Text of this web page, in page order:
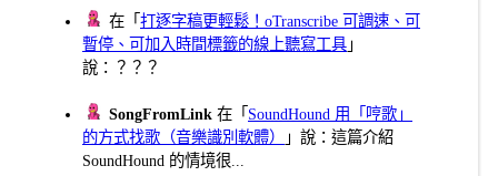
在「打逐字稿更輕鬆！oTranscribe 可調速、可
暫停、可加入時間標籤的線上聽寫工具 」
說：？？？
SongFromLink 在「 SoundHound 用「哼歌」
的方式找歌（音樂識別軟體）
」說：這篇介紹
SoundHound 的情境很...